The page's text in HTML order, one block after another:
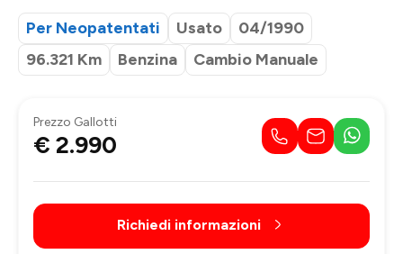
Per Neopatentati Usato
04/1990
96.321 Km
Benzina Cambio Manuale
Prezzo Gallotti
€ 2.990
Richiedi informazioni